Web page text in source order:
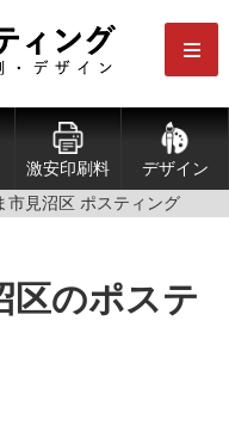
激安印刷料
デザイン
市見沼区 ポスティング
区のポステ